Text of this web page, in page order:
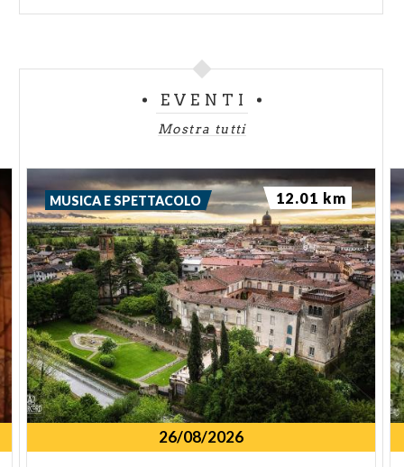
EVENTI
Mostra tutti
26/08/2026
MUSICA E SPETTACOLO 12.01 km